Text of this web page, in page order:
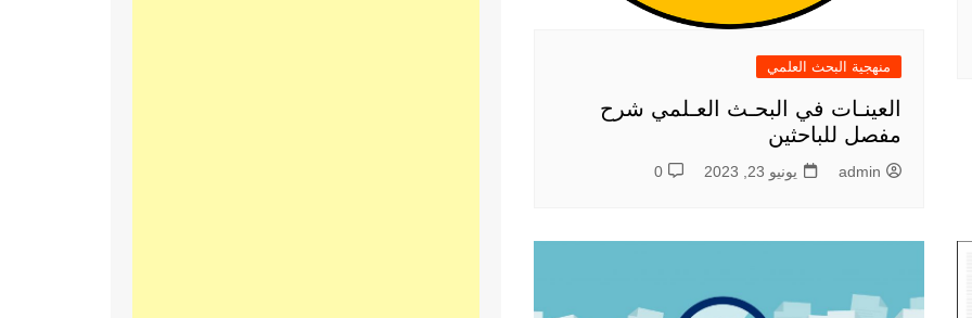
منهجية البحث العلمي
العينـات في البحـث العـلمي شرح
مفصل للباحثين
admin يونيو 23, 2023 0